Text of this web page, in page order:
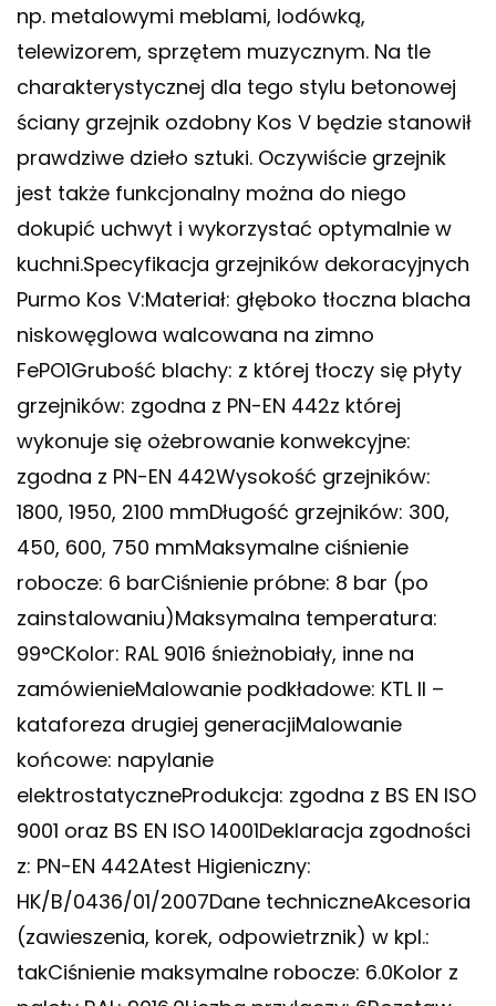
np. metalowymi meblami, lodówką,
telewizorem, sprzętem muzycznym. Na tle
charakterystycznej dla tego stylu betonowej
ściany grzejnik ozdobny Kos V będzie stanowił
prawdziwe dzieło sztuki. Oczywiście grzejnik
jest także funkcjonalny można do niego
dokupić uchwyt i wykorzystać optymalnie w
kuchni.Specyfikacja grzejników dekoracyjnych
Purmo Kos V:Materiał: głęboko tłoczna blacha
niskowęglowa walcowana na zimno
FePO1Grubość blachy: z której tłoczy się płyty
grzejników: zgodna z PN-EN 442z której
wykonuje się ożebrowanie konwekcyjne:
zgodna z PN-EN 442Wysokość grzejników:
1800, 1950, 2100 mmDługość grzejników: 300,
450, 600, 750 mmMaksymalne ciśnienie
robocze: 6 barCiśnienie próbne: 8 bar (po
zainstalowaniu)Maksymalna temperatura:
99°CKolor: RAL 9016 śnieżnobiały, inne na
zamówienieMalowanie podkładowe: KTL II –
kataforeza drugiej generacjiMalowanie
końcowe: napylanie
elektrostatyczneProdukcja: zgodna z BS EN ISO
9001 oraz BS EN ISO 14001Deklaracja zgodności
z: PN-EN 442Atest Higieniczny:
HK/B/0436/01/2007Dane techniczneAkcesoria
(zawieszenia, korek, odpowietrznik) w kpl.:
takCiśnienie maksymalne robocze: 6.0Kolor z